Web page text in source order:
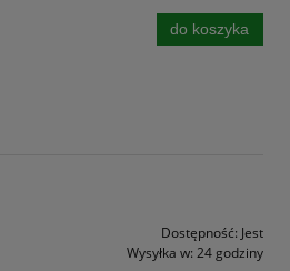
do koszyka
Dostępność: Jest
Wysyłka w: 24 godziny